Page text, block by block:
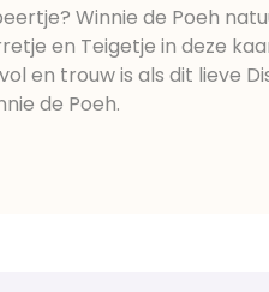
Winnie de Poeh
en Teigetje in deze
en trouw is als dit lieve
de Poeh.